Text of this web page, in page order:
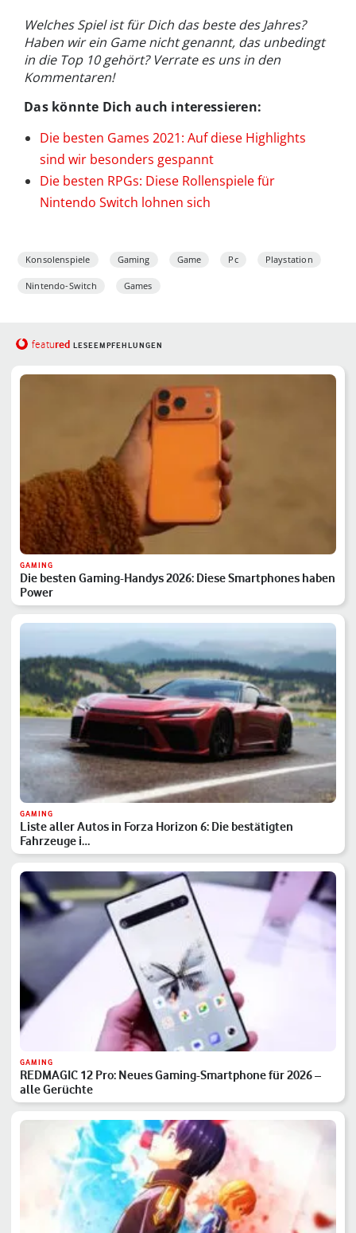
Welches Spiel ist für Dich das beste des Jahres?
Haben wir ein Game nicht genannt, das unbedingt
in die Top 10 gehört? Verrate es uns in den
Kommentaren!
Das könnte Dich auch interessieren:
Die besten Games 2021: Auf diese Highlights
sind wir besonders gespannt
Die besten RPGs: Diese Rollenspiele für
Nintendo Switch lohnen sich
Konsolenspiele Gaming Game Pc Playstation
Nintendo-Switch Games
featured LESEEMPFEHLUNGEN
GAMING
Die besten Gaming-Handys 2026: Diese Smartphones haben
Power
GAMING
Liste aller Autos in Forza Horizon 6: Die bestätigten
Fahrzeuge i…
GAMING
REDMAGIC 12 Pro: Neues Gaming-Smartphone für 2026 –
alle Gerüchte